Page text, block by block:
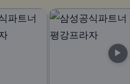
▶